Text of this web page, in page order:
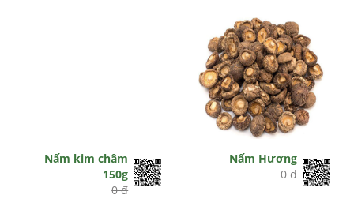
Nấm kim châm
150g
0 đ
Nấm Hương
0 đ